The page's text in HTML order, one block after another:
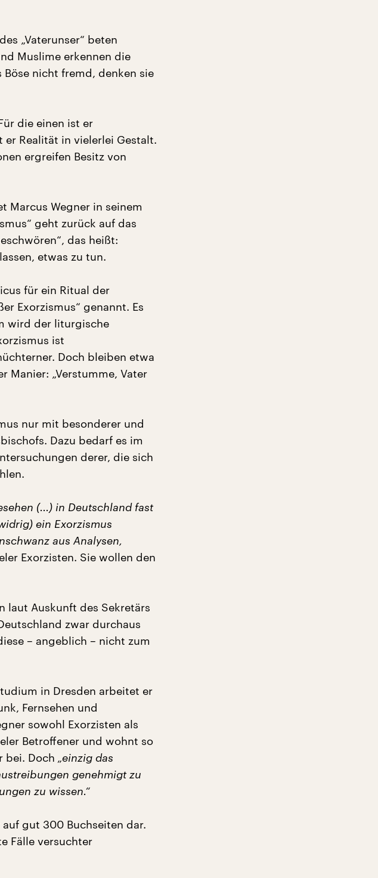
„Vaterunser“ beten
Muslime erkennen die
nicht fremd, denken sie
die einen ist er
Realität in vielerlei Gestalt.
ergreifen Besitz von
Marcus Wegner in seinem
geht zurück auf das
das heißt:
etwas zu tun.
für ein Ritual der
Exorzismus“ genannt. Es
wird der liturgische
ist
Doch bleiben etwa
Manier: „Verstumme, Vater
nur mit besonderer und
Dazu bedarf es im
derer, die sich
(...) in Deutschland fast
ein Exorzismus
aus Analysen,
Exorzisten. Sie wollen den
laut Auskunft des Sekretärs
zwar durchaus
– angeblich – nicht zum
in Dresden arbeitet er
Fernsehen und
sowohl Exorzisten als
Betroffener und wohnt so
bei. Doch „einzig das
genehmigt zu
zu wissen.“
gut 300 Buchseiten dar.
Fälle versuchter